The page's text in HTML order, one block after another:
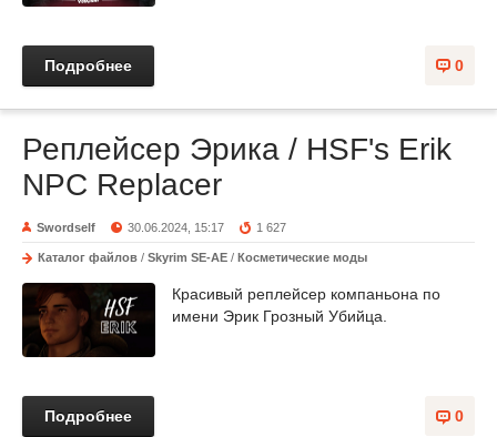
0
Подробнее
Реплейсер Эрика / HSF's Erik
NPC Replacer
Swordself 30.06.2024, 15:17 1 627
Каталог файлов / Skyrim SE-AE / Косметические моды
Красивый реплейсер компаньона по
имени Эрик Грозный Убийца.
0
Подробнее